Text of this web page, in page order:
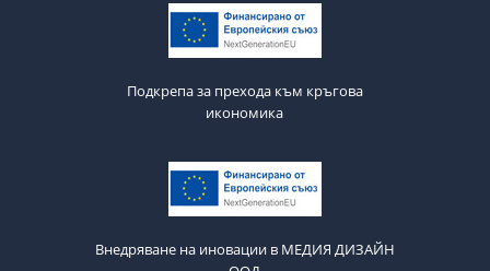
Подкрепа за прехода към кръгова
икономика
Внедряване на иновации в МЕДИЯ ДИЗАЙН